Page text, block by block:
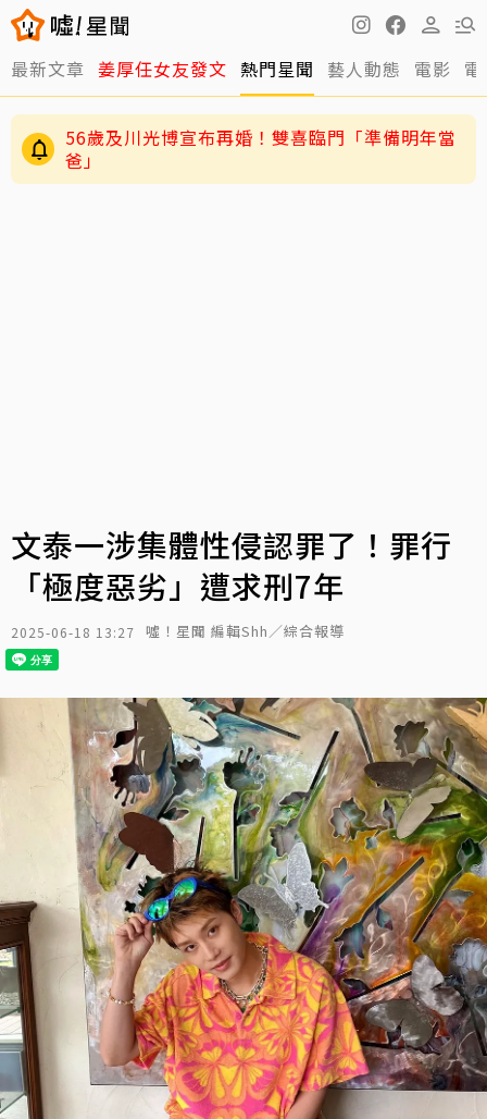
最新文章 姜厚任女友發文 熱門星聞 藝人動態 電影
56歲及川光博宣布再婚！雙喜臨門「準備明年當
爸」
文泰一涉集體性侵認罪了！罪行
「極度惡劣」遭求刑7年
2025-06-18 13:27 噓！星聞 編輯Shh／綜合報導